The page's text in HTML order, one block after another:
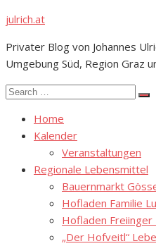
Skip
content
julrich.at
Privater Blog von Johannes
Umgebung Süd, Region Graz
Search
Home
Kalender
Veranstaltungen
Regionale Lebensmittel
Bauernmarkt
Hofladen Familie
Hofladen Freiinger
„Der Hofveitl“